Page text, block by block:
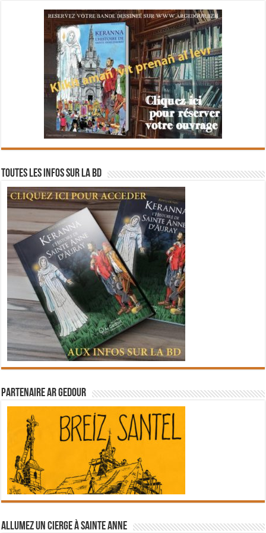
Toutes les infos sur la BD
Partenaire Ar Gedour
Allumez un cierge à Sainte Anne